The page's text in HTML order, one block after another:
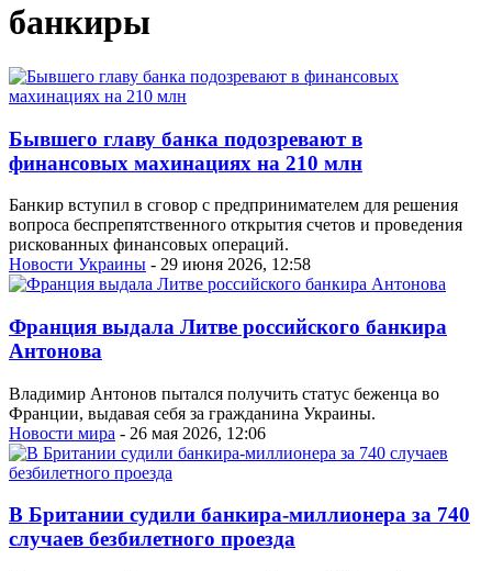
банкиры
Бывшего главу банка подозревают в
финансовых махинациях на 210 млн
Банкир вступил в сговор с предпринимателем для решения
вопроса беспрепятственного открытия счетов и проведения
рискованных финансовых операций.
Новости Украины - 29 июня 2026, 12:58
Франция выдала Литве российского банкира
Антонова
Владимир Антонов пытался получить статус беженца во
Франции, выдавая себя за гражданина Украины.
Новости мира - 26 мая 2026, 12:06
В Британии судили банкира-миллионера за 740
случаев безбилетного проезда